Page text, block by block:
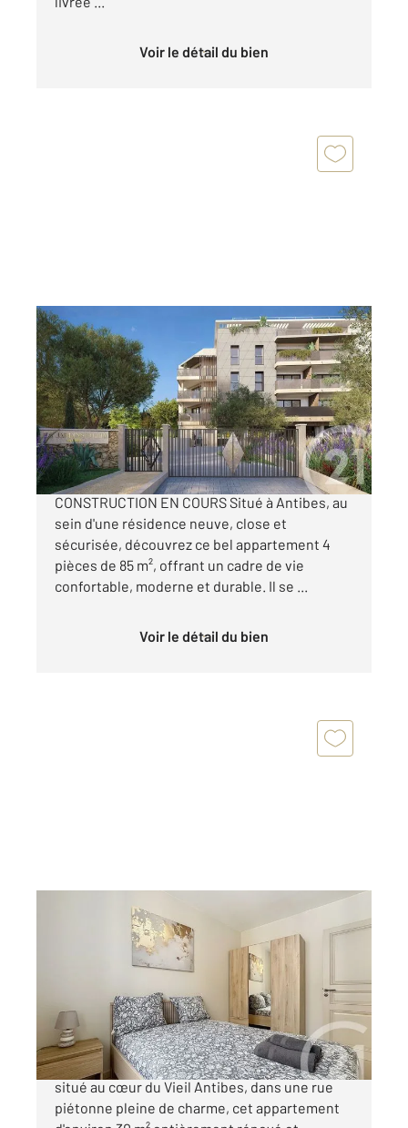
Voir le détail du bien
ANTIBES 06
85,05 m2, 4 pièces
Ref : 38
Appartement F4 à vendre
534 000 €
Antibes Appartement 4 Pièces Neuf
CONSTRUCTION EN COURS Situé à Antibes, au
sein d'une résidence neuve, close et
sécurisée, découvrez ce bel appartement 4
pièces de 85 m², offrant un cadre de vie
confortable, moderne et durable. Il se ...
Voir le détail du bien
, 2 pièces
Appartement F2 à vendre
269 500 €
2 PIECES RENOVE -VIEIL ANTIBES Idéalement
situé au cœur du Vieil Antibes, dans une rue
piétonne pleine de charme, cet appartement